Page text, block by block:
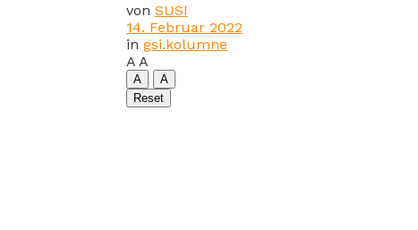
von SUSI
14. Februar 2022
in gsi.kolumne
A A
A
A
Reset